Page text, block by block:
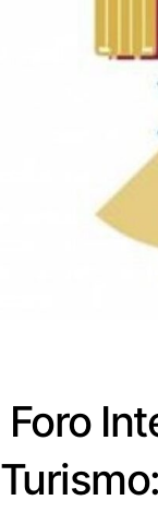
Foro